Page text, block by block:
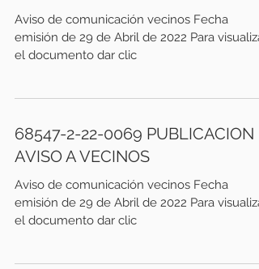
Aviso de comunicación vecinos Fecha
emisión de 29 de Abril de 2022 Para visualizar
el documento dar clic
68547-2-22-0069 PUBLICACION
AVISO A VECINOS
Aviso de comunicación vecinos Fecha
emisión de 29 de Abril de 2022 Para visualizar
el documento dar clic